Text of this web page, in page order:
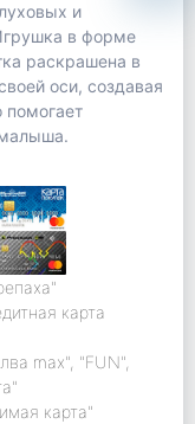
и
в форме
раскрашена в
оси, создавая
помогает
карта
max", "FUN",
карта"